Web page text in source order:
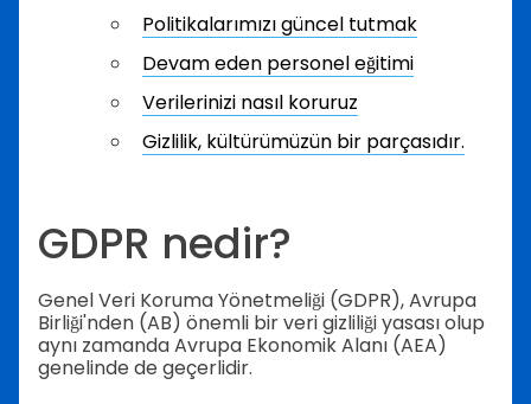
Politikalarımızı güncel tutmak
Devam eden personel eğitimi
Verilerinizi nasıl koruruz
Gizlilik, kültürümüzün bir parçasıdır.
GDPR nedir?
Genel Veri Koruma Yönetmeliği (GDPR), Avrupa
Birliği'nden (AB) önemli bir veri gizliliği yasası olup
aynı zamanda Avrupa Ekonomik Alanı (AEA)
genelinde de geçerlidir.